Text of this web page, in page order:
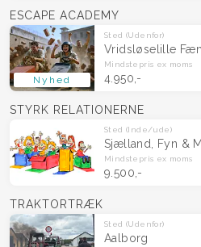
Nyhed
ESCAPE ACADEMY
Sted (Udenfor)
Mindstepris ex moms
4.950,-
STYRK RELATIONERNE
Sted (Inde/ude)
Mindstepris ex moms
9.500,-
TRAKTORTRÆK
Sted (Udenfor)
Aalborg